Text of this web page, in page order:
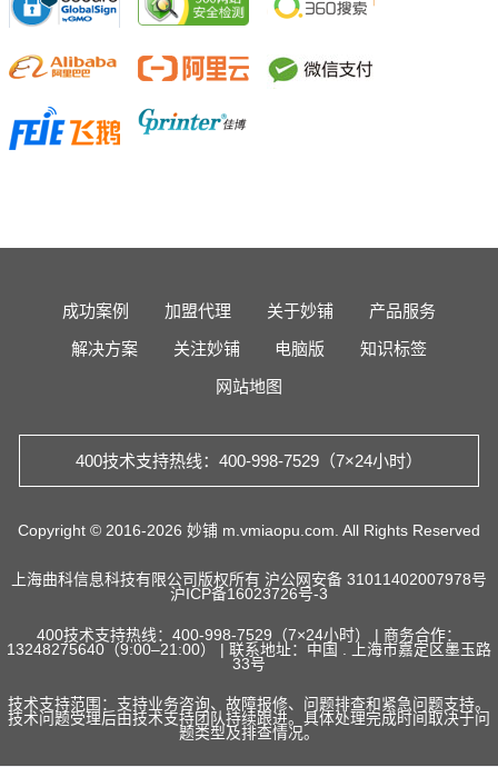
成功案例 加盟代理 关于妙铺
产品服务
解决方案
关注妙铺 电脑版
知识标签
网站地图
400技术支持热线：400-998-7529（7×24小时）
Copyright © 2016-2026 妙铺 m.vmiaopu.com. All Rights Reserved
上海曲科信息科技有限公司版权所有 沪公网安备 31011402007978号
沪ICP备16023726号-3
400技术支持热线：400-998-7529（7×24小时） | 商务合作：
13248275640（9:00–21:00） | 联系地址：中国 . 上海市嘉定区墨玉路
33号
技术支持范围：支持业务咨询、故障报修、问题排查和紧急问题支持。
技术问题受理后由技术支持团队持续跟进。具体处理完成时间取决于问
题类型及排查情况。